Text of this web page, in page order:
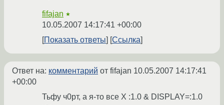
fifajan ★
10.05.2007 14:17:41 +00:00
Показать ответы
Ссылка
Ответ на: комментарий от fifajan 10.05.2007 14:17:41
+00:00
Тьфу ч0рт, а я-то все X :1.0 & DISPLAY=:1.0